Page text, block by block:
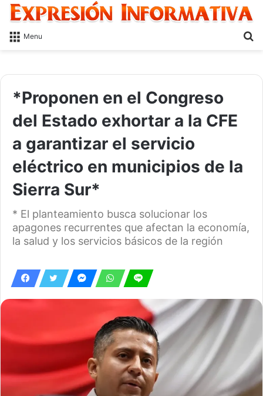
Menu
*Proponen en el Congreso
del Estado exhortar a la CFE
a garantizar el servicio
eléctrico en municipios de la
Sierra Sur*
* El planteamiento busca solucionar los
apagones recurrentes que afectan la economía,
la salud y los servicios básicos de la región